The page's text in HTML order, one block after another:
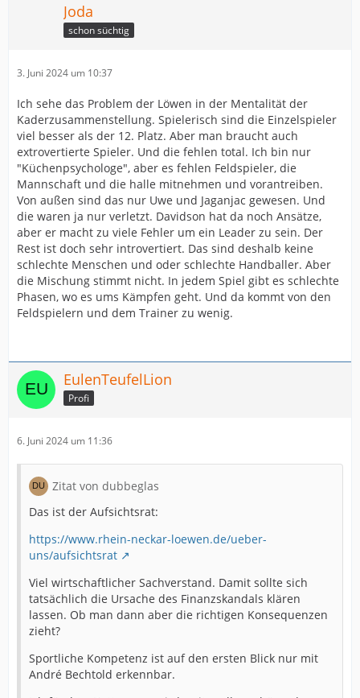
Joda
schon süchtig
3. Juni 2024 um 10:37
Ich sehe das Problem der Löwen in der Mentalität der
Kaderzusammenstellung. Spielerisch sind die Einzelspieler
viel besser als der 12. Platz. Aber man braucht auch
extrovertierte Spieler. Und die fehlen total. Ich bin nur
"Küchenpsychologe", aber es fehlen Feldspieler, die
Mannschaft und die halle mitnehmen und vorantreiben.
Von außen sind das nur Uwe und Jaganjac gewesen. Und
die waren ja nur verletzt. Davidson hat da noch Ansätze,
aber er macht zu viele Fehler um ein Leader zu sein. Der
Rest ist doch sehr introvertiert. Das sind deshalb keine
schlechte Menschen und oder schlechte Handballer. Aber
die Mischung stimmt nicht. In jedem Spiel gibt es schlechte
Phasen, wo es ums Kämpfen geht. Und da kommt von den
Feldspielern und dem Trainer zu wenig.
EulenTeufelLion
Profi
6. Juni 2024 um 11:36
Zitat von dubbeglas
Das ist der Aufsichtsrat:
https://www.rhein-neckar-loewen.de/ueber-
uns/aufsichtsrat
Viel wirtschaftlicher Sachverstand. Damit sollte sich
tatsächlich die Ursache des Finanzskandals klären
lassen. Ob man dann aber die richtigen Konsequenzen
zieht?
Sportliche Kompetenz ist auf den ersten Blick nur mit
André Bechtold erkennbar.